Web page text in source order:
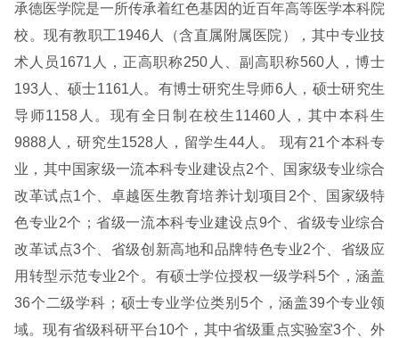
承德医学院是一所传承着红色基因的近百年高等医学本科院
校。现有教职工1946人（含直属附属医院），其中专业技
术人员1671人，正高职称250人、副高职称560人，博士
193人、硕士1161人。有博士研究生导师6人，硕士研究生
导师1158人。现有全日制在校生11460人，其中本科生
9888人，研究生1528人，留学生44人。 现有21个本科专
业，其中国家级一流本科专业建设点2个、国家级专业综合
改革试点1个、卓越医生教育培养计划项目2个、国家级特
色专业2个；省级一流本科专业建设点9个、省级专业综合
改革试点3个、省级创新高地和品牌特色专业2个、省级应
用转型示范专业2个。有硕士学位授权一级学科5个，涵盖
36个二级学科；硕士专业学位类别5个，涵盖39个专业领
域。现有省级科研平台10个，其中省级重点实验室3个、外